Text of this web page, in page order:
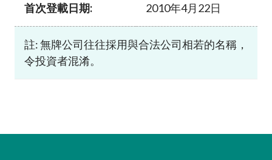
首次登載日期: 2010年4月22日
註: 無牌公司往往採用與合法公司相若的名稱，
令投資者混淆。